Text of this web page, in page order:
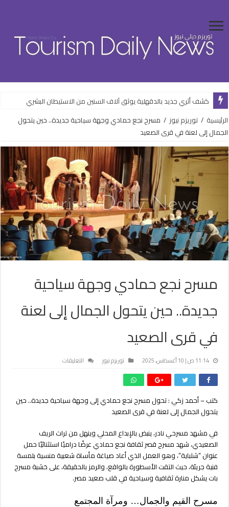
كشف أثري جديد بالدقهلية يوثق آلاف السنين من الاستيطان البشري
الرئيسية / توريزم نيوز / مسرح نجع حمادي وجهة سياحية جديدة.. حين يتحول
الجمال إلى لعنة في قرى الصعيد
مسرح نجع حمادي وجهة سياحية
جديدة.. حين يتحول الجمال إلى لعنة
في قرى الصعيد
11:14 ص | 10 أغسطس، 2025 توريزم نيوز التعليقات
وجهة
حين
يتحول
الجمال
إلى
لعنة
كتب – أحمد زكي : تحول مسرح نجع حمادي إلى وجهة سياحية جديدة.. حين
يتحول الجمال إلى لعنة في قرى الصعيد
في مشهد مسرحي نادر، ينبض بالإبداع المحلي وينهل من تراث الريف
الصعيدي، شهد مسرح قصر ثقافة نجع حمادي عرضًا دراميًا استثنائيًا حمل
عنوان “شلباية”، وهو العمل الذي أعاد صياغة مأساة شعبية منسية بلمسة
فنية جريئة، حيث التقت الأسطورة بالواقع، والرمز بالحقيقة، على خشبة مسرح
بات يشكل منارة ثقافية وسياحية في قلب صعيد مصر.
مسرح القيم والجمال… ومرآة المجتمع